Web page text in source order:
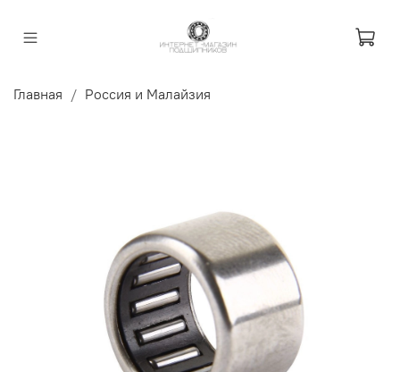
Главная Россия и Малайзия